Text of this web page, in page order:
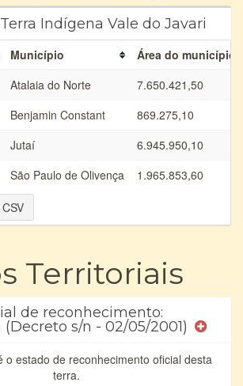
Indígena Vale do Javari
Município
Área do município
Atalaia do Norte
7.650.421,50
Benjamin Constant
869.275,10
Jutaí
6.945.950,10
São Paulo de Olivença 1.965.853,60
Territoriais
de reconhecimento:
s/n - 02/05/2001)
o estado de reconhecimento oficial desta
terra.